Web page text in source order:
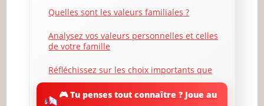
Quelles sont les valeurs familiales ?
Analysez vos valeurs personnelles et celles
de votre famille
Réfléchissez sur les choix importants que
vous avez dû faire dans votre vie
🎮 Tu penses tout connaître ? Joue au